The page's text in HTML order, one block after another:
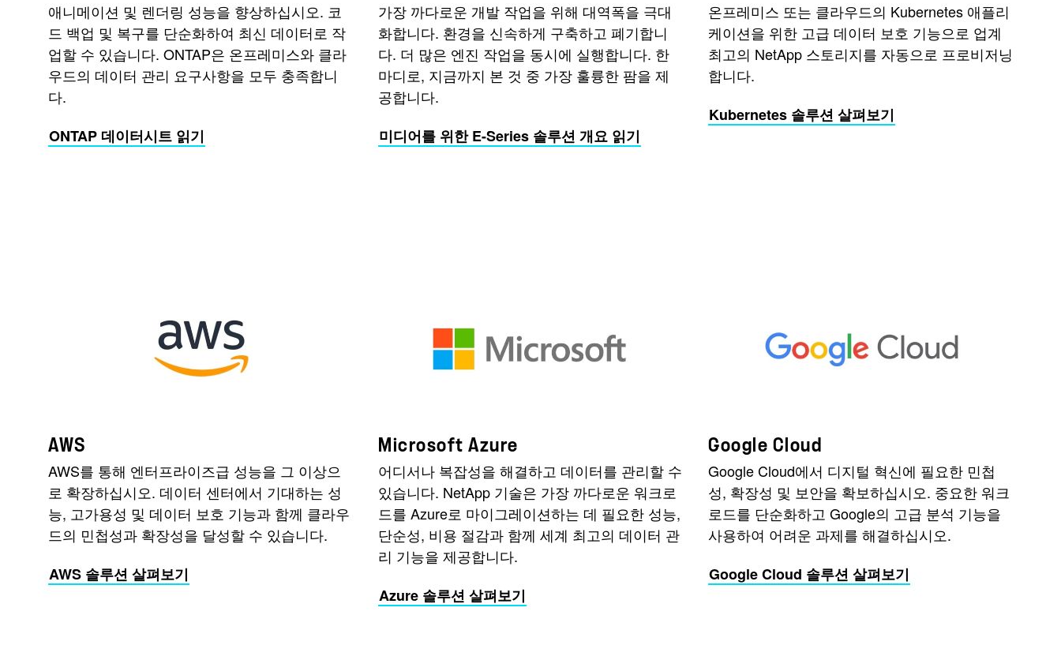
애니메이션 및 렌더링 성능을 향상하십시오. 코
드 백업 및 복구를 단순화하여 최신 데이터로 작
업할 수 있습니다. ONTAP은 온프레미스와 클라
우드의 데이터 관리 요구사항을 모두 충족합니
다.
ONTAP 데이터시트 읽기
가장 까다로운 개발 작업을 위해 대역폭을 극대
화합니다. 환경을 신속하게 구축하고 폐기합니
다. 더 많은 엔진 작업을 동시에 실행합니다. 한
마디로, 지금까지 본 것 중 가장 훌륭한 팜을 제
공합니다.
미디어를 위한 E-Series 솔루션 개요 읽기
온프레미스 또는 클라우드의 Kubernetes 애플리
케이션을 위한 고급 데이터 보호 기능으로 업계
최고의 NetApp 스토리지를 자동으로 프로비저닝
합니다.
Kubernetes 솔루션 살펴보기
AWS
AWS를 통해 엔터프라이즈급 성능을 그 이상으
로 확장하십시오. 데이터 센터에서 기대하는 성
능, 고가용성 및 데이터 보호 기능과 함께 클라우
드의 민첩성과 확장성을 달성할 수 있습니다.
AWS 솔루션 살펴보기
Microsoft Azure
어디서나 복잡성을 해결하고 데이터를 관리할 수
있습니다. NetApp 기술은 가장 까다로운 워크로
드를 Azure로 마이그레이션하는 데 필요한 성능,
단순성, 비용 절감과 함께 세계 최고의 데이터 관
리 기능을 제공합니다.
Azure 솔루션 살펴보기
Google Cloud
Google Cloud에서 디지털 혁신에 필요한 민첩
성, 확장성 및 보안을 확보하십시오. 중요한 워크
로드를 단순화하고 Google의 고급 분석 기능을
사용하여 어려운 과제를 해결하십시오.
Google Cloud 솔루션 살펴보기